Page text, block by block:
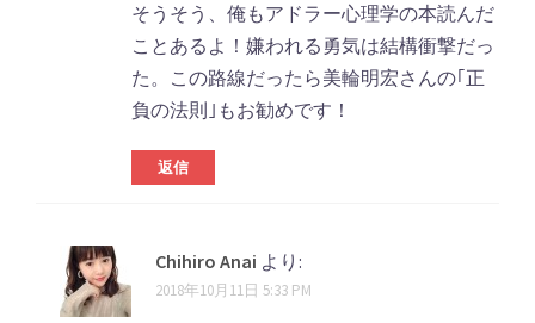
そうそう、俺もアドラー心理学の本読んだ
ことあるよ！嫌われる勇気は結構衝撃だっ
た。この路線だったら美輪明宏さんの｢正
負の法則｣もお勧めです！
返信
Chihiro Anai より:
2018年10月11日 5:33 PM